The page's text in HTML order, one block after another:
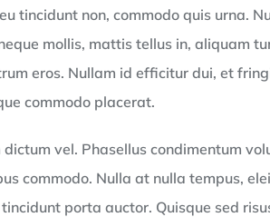
tincidunt non, commodo quis urna.
mollis, mattis tellus in, aliquam
eros. Nullam id efficitur dui, et
commodo placerat.
vel. Phasellus condimentum
commodo. Nulla at nulla tempus,
porta auctor. Quisque sed